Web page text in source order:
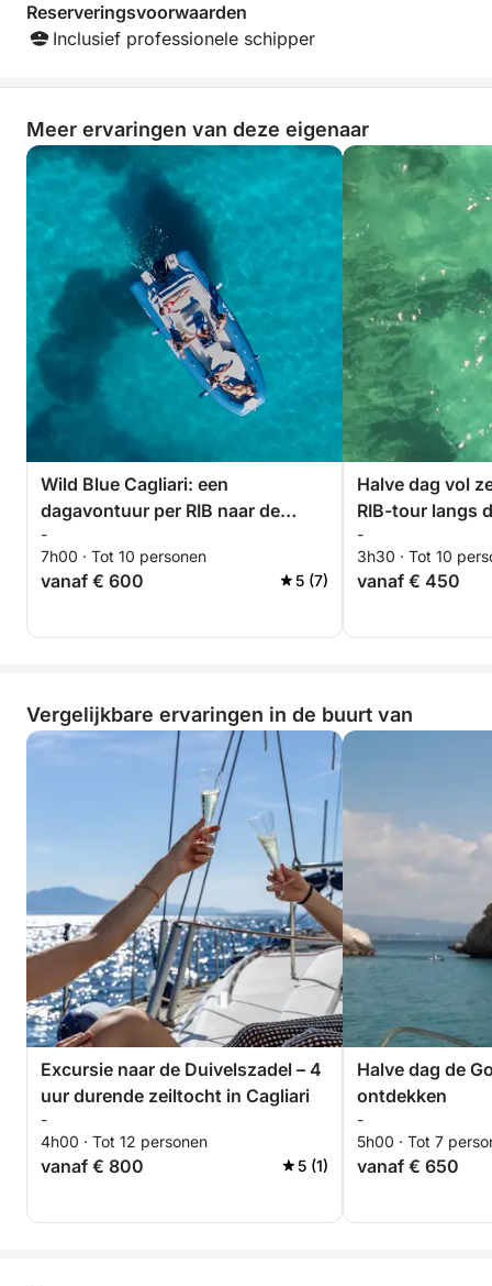
Reserveringsvoorwaarden
Inclusief professionele schipper
Meer ervaringen van deze eigenaar
Wild Blue Cagliari: een
dagavontuur per RIB naar de
geheime baaien van het
Duivelszadel
-
7h00 · Tot 10 personen
vanaf € 600 5 (7)
Halve dag vol
RIB-tour langs
kustlijn van
-
3h30 · Tot 10
vanaf € 450
Vergelijkbare ervaringen in de buurt van
Excursie naar de Duivelszadel – 4
uur durende zeiltocht in Cagliari
-
4h00 · Tot 12 personen
vanaf € 800 5 (1)
Halve dag de
ontdekken
-
5h00 · Tot 7
vanaf € 650